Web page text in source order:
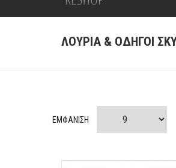
ΛΟΥΡΙΆ & ΟΔΗΓΟΊ
ΕΜΦΑΝΙΣΗ